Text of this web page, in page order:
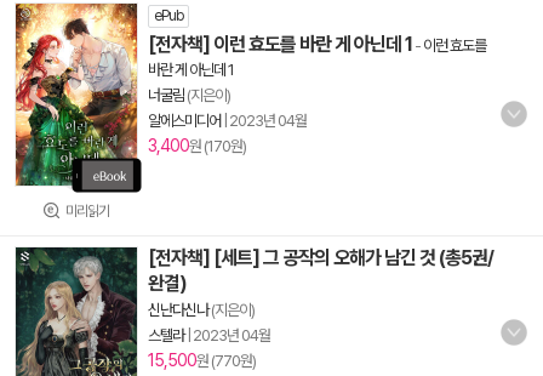
미리읽기
ePub
[전자책] 이런 효도를 바란 게 아닌데 1 - 이런 효도를
바란 게 아닌데 1
너굴림 (지은이)
알에스미디어 2023년 04월
3,400원 (170원)
[전자책] [세트] 그 공작의 오해가 남긴 것 (총5권/
완결)
신난다신나(지은이)
스텔라| 2023년 04월
15,500원 (770원)